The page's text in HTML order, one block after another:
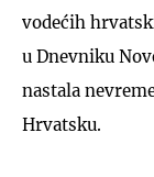
vodećih
u Dnevniku
nastala
Hrvatsku.